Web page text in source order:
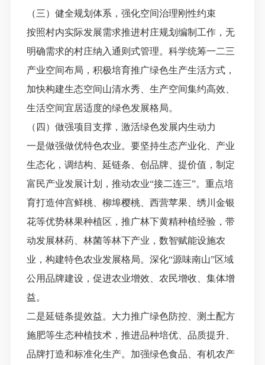
（三）健全规划体系，强化空间治理刚性约束
按照村内实际发展需求推进村庄规划编制工作，无
明确需求的村庄纳入通则式管理。科学统筹一二三
产业空间布局，积极培育推广绿色生产生活方式，
加快构建生态空间山清水秀、生产空间集约高效、
生活空间宜居适度的绿色发展格局。
（四）做强项目支撑，激活绿色发展内生动力
一是做强做优特色农业。要坚持生态产业化、产业
生态化，调结构、延链条、创品牌、提价值，制定
富民产业发展计划，推动农业“接二连三”。重点培
育打造仲宫鲜桃、柳埠樱桃、西营苹果、绣川金银
花等优势林果种植区，推广林下黄精种植经验，带
动发展林药、林菌等林下产业，数智赋能设施农
业，构建特色农业发展格局。深化“源味南山”区域
公用品牌建设，促进农业增效、农民增收、集体增
益。
二是延链条提效益。大力推广绿色防控、测土配方
施肥等生态种植技术，推进品种培优、品质提升、
品牌打造和标准化生产。加强绿色食品、有机农产